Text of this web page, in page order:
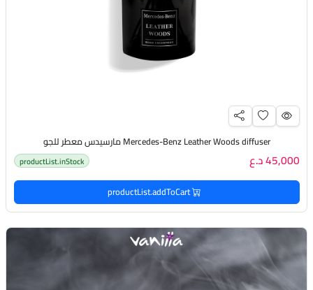
Mercedes-Benz Leather Woods diffuser مارسيدس معطر للجو
45,000 د.ع productList.inStock
productList.addToCart